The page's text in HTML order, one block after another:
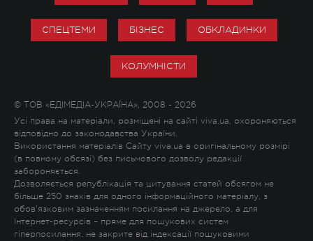
СПЕЦТЕМИ БІЗНЕС ОБКЛАДИНКИ
КОЛУМНІСТИ
© ТОВ «ЕДІМЕДІА-УКРАЇНА», 2008 - 2026
Усі права на матеріали, розміщені на сайті viva.ua, охороняються
відповідно до законодавства України.
Використання матеріалів Сайту viva.ua в оригінальному розмірі
(в повному обсязі) без письмового дозволу редакції
забороняється.
Дозволяється републікація та цитування статей обсягом не
більше 250 знаків для одного інформаційного матеріалу, з
обов'язковим зазначенням посилання на джерело, а для
Інтернет-ресурсів – пряме для пошукових систем
гіперпосилання, не закрите від індексації пошуковими